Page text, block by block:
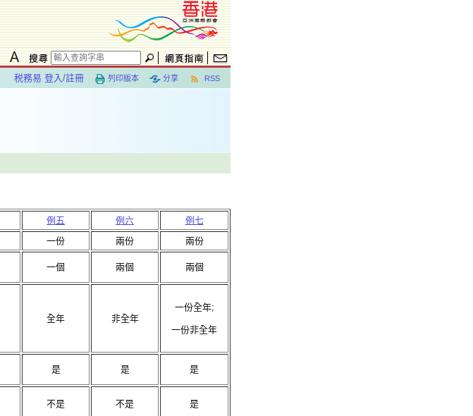
RSS
分享
列印版本
税務易 登入/註冊
例五 例六
例七
一份 兩份
兩份
一個 兩個 兩個
全年 非全年
一份全年;
一份非全年
是 是 是
不是 不是 是